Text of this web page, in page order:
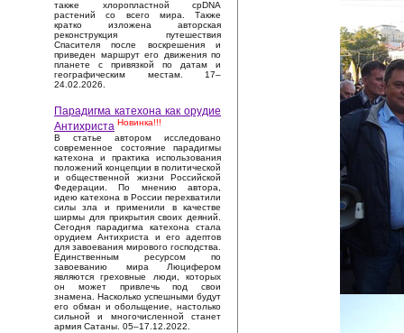
также хлоропластной cpDNA
растений со всего мира. Также
кратко изложена авторская
реконструкция путешествия
Спасителя после воскрешения и
приведен маршрут его движения по
планете с привязкой по датам и
географическим местам. 17–
24.02.2026.
Парадигма катехона как орудие
Антихриста Новинка!!!
В статье автором исследовано
современное состояние парадигмы
катехона и практика использования
положений концепции в политической
и общественной жизни Российской
Федерации. По мнению автора,
идею катехона в России перехватили
силы зла и применили в качестве
ширмы для прикрытия своих деяний.
Сегодня парадигма катехона стала
орудием Антихриста и его адептов
для завоевания мирового господства.
Единственным ресурсом по
завоеванию мира Люцифером
являются греховные люди, которых
он может привлечь под свои
знамена. Насколько успешными будут
его обман и обольщение, настолько
сильной и многочисленной станет
армия Сатаны. 05–17.12.2022.